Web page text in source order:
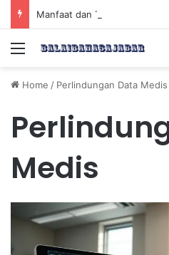
Manfaat dan Tips Puasa
Menu
Home / Perlindungan Data Medis
Medis